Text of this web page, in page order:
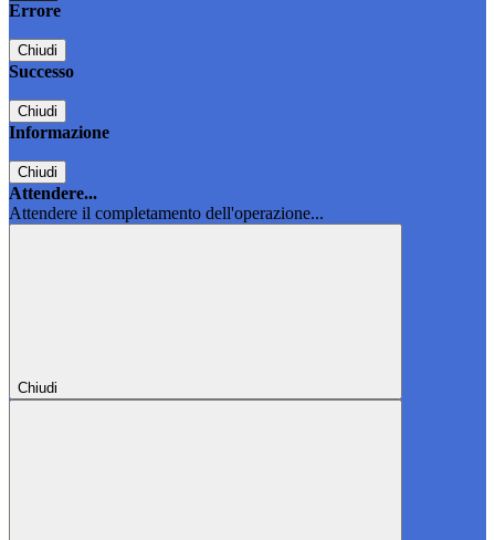
Errore
Chiudi
Successo
Chiudi
Informazione
Chiudi
Attendere...
Attendere il completamento dell'operazione...
Chiudi